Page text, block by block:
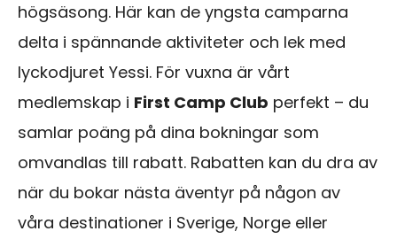
högsäsong. Här kan de yngsta camparna
delta i spännande aktiviteter och lek med
lyckodjuret Yessi. För vuxna är vårt
medlemskap i First Camp Club perfekt – du
samlar poäng på dina bokningar som
omvandlas till rabatt. Rabatten kan du dra av
när du bokar nästa äventyr på någon av
våra destinationer i Sverige, Norge eller